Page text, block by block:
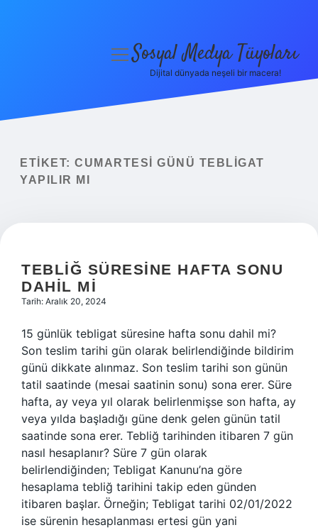
Yasal Uyarı
menüyüSosyal Medya Tüyoları
Dijital dünyada neşeli bir macera!
ETIKET: CUMARTESI GÜNÜ TEBLIGAT
YAPILIR MI
TEBLIĞ SÜRESINE HAFTA SONU
DAHIL MI
Tarih: Aralık 20, 2024
15 günlük tebligat süresine hafta sonu dahil mi?
Son teslim tarihi gün olarak belirlendiğinde bildirim
günü dikkate alınmaz. Son teslim tarihi son günün
tatil saatinde (mesai saatinin sonu) sona erer. Süre
hafta, ay veya yıl olarak belirlenmişse son hafta, ay
veya yılda başladığı güne denk gelen günün tatil
saatinde sona erer. Tebliğ tarihinden itibaren 7 gün
nasıl hesaplanır? Süre 7 gün olarak
belirlendiğinden; Tebligat Kanunu’na göre
hesaplama tebliğ tarihini takip eden günden
itibaren başlar. Örneğin; Tebligat tarihi 02/01/2022
ise sürenin hesaplanması ertesi gün yani